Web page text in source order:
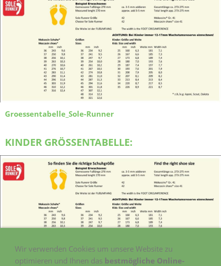
Groessentabelle_Sole-Runner
KINDER GRÖSSENTABELLE:
Wir verwenden Cookies um unsere Website zu
optimieren und Ihnen das bestmögliche Online-